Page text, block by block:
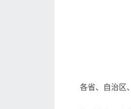
各省、自治区